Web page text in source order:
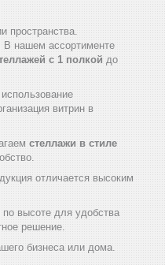
пространства.
В нашем ассортименте
с 1 полкой до
витрин в
стеллажи в стиле
отличается высоким
по высоте для удобства
решение.
бизнеса или дома.